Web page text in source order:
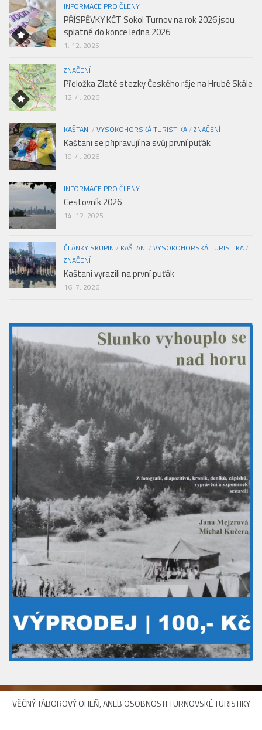
INFORMACE PRO ČLENY
PŘÍSPĚVKY KČT Sokol Turnov na rok 2026 jsou
splatné do konce ledna 2026
1. 12. 2025
ZNAČENÍ
Přeložka Zlaté stezky Českého ráje na Hrubé Skále
12. 4. 2026
KAŠTANI /VYSOKOHORSKÁ TURISTIKA/ZNAČENÍ
Kaštani se připravují na svůj první puťák
19. 4. 2026
INFORMACE PRO ČLENY
Cestovník 2026
14. 12. 2025
ČLÁNKY SKUPIN / KAŠTANI /VYSOKOHORSKÁ TURISTIKA/
ZNAČENÍ
Kaštani vyrazili na první puťák
16. 7. 2026
VĚČNÝ TÁBOROVÝ OHEŇ, ANEB OSOBNOSTI TURNOVSKÉ TURISTIKY